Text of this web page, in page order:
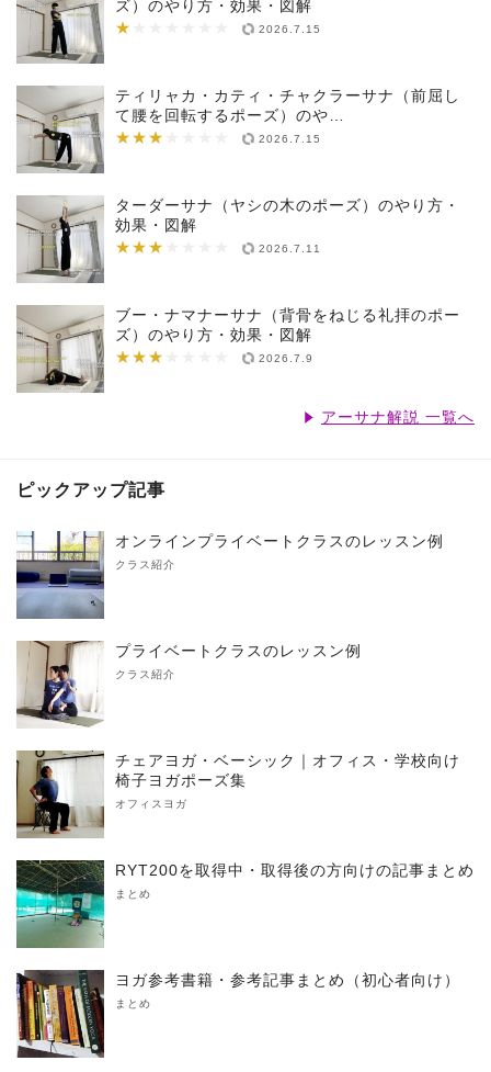
ズ）のやり方・効果・図解
★
★★★★★★★ 2026.7.15
ティリャカ・カティ・チャクラーサナ（前屈し
て腰を回転するポーズ）のや…
★★★
★★★★★★★ 2026.7.15
ターダーサナ（ヤシの木のポーズ）のやり方・
効果・図解
★★★
★★★★★★★ 2026.7.11
ブー・ナマナーサナ（背骨をねじる礼拝のポー
ズ）のやり方・効果・図解
★★★
★★★★★★★ 2026.7.9
アーサナ解説 一覧へ
ピックアップ記事
オンラインプライベートクラスのレッスン例
クラス紹介
プライベートクラスのレッスン例
クラス紹介
チェアヨガ・ベーシック｜オフィス・学校向け
椅子ヨガポーズ集
オフィスヨガ
RYT200を取得中・取得後の方向けの記事まとめ
まとめ
ヨガ参考書籍・参考記事まとめ（初心者向け）
まとめ